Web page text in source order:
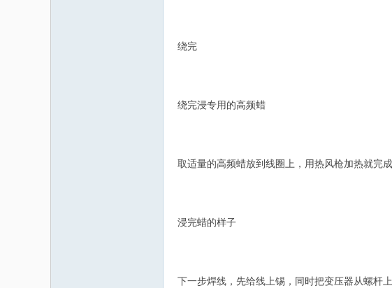
绕完
绕完浸专用的高频蜡
取适量的高频蜡放到线圈上，用热风枪加热就完
浸完蜡的样子
下一步焊线，先给线上锡，同时把变压器从螺杆